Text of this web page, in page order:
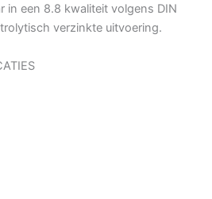
in een 8.8 kwaliteit volgens DIN
verzinkte uitvoering.